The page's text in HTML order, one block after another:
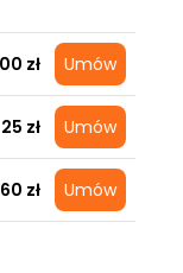
zł Umów
25 zł Umów
zł Umów